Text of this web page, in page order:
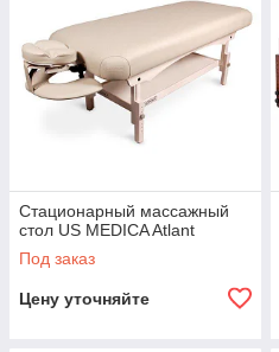
Стационарный массажный
стол US MEDICA Atlant
Под заказ
Цену уточняйте